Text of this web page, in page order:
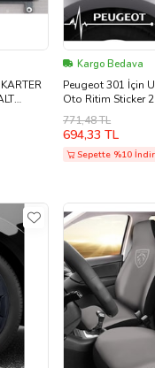
Kargo Bedava
Peugeot 301 İçin
Oto Ritim Sticker
771,48 TL
694,33 TL
Sepette %10